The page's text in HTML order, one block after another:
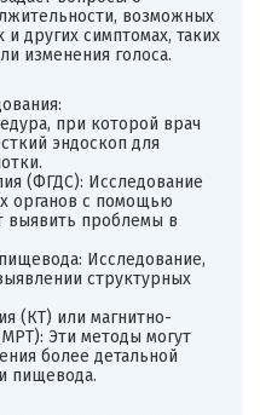
возможных
других симптомах, таких
изменения голоса.
при которой врач
эндоскоп для
(ФГДС): Исследование
органов с помощью
выявить проблемы в
Исследование,
структурных
(КТ) или магнитно-
Эти методы могут
более детальной
пищевода.